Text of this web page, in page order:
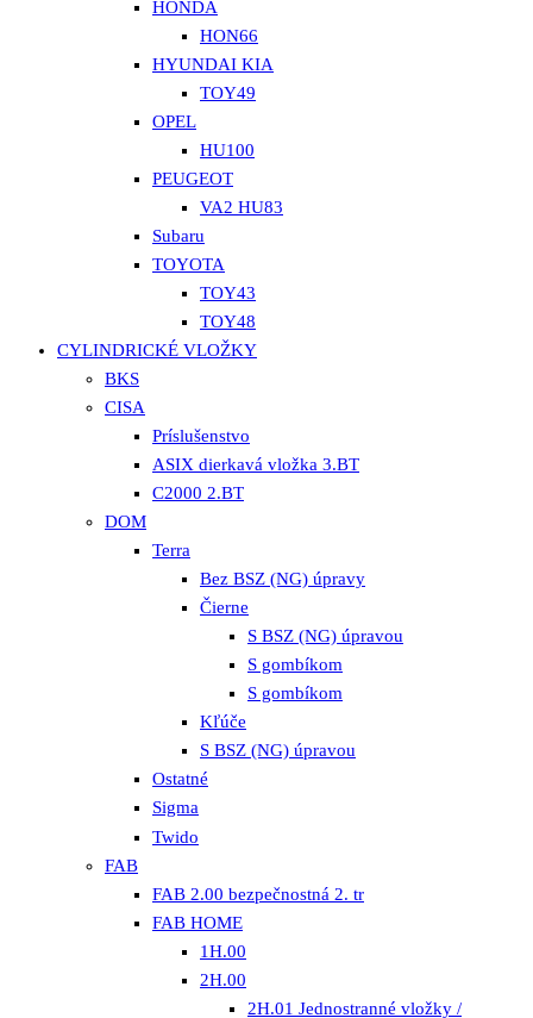
HONDA
HON66
HYUNDAI KIA
TOY49
OPEL
HU100
PEUGEOT
VA2 HU83
Subaru
TOYOTA
TOY43
TOY48
CYLINDRICKÉ VLOŽKY
BKS
CISA
Príslušenstvo
ASIX dierkavá vložka 3.BT
C2000 2.BT
DOM
Terra
Bez BSZ (NG) úpravy
Čierne
S BSZ (NG) úpravou
S gombíkom
S gombíkom
Kľúče
S BSZ (NG) úpravou
Ostatné
Sigma
Twido
FAB
FAB 2.00 bezpečnostná 2. tr
FAB HOME
1H.00
2H.00
2H.01 Jednostranné vložky /